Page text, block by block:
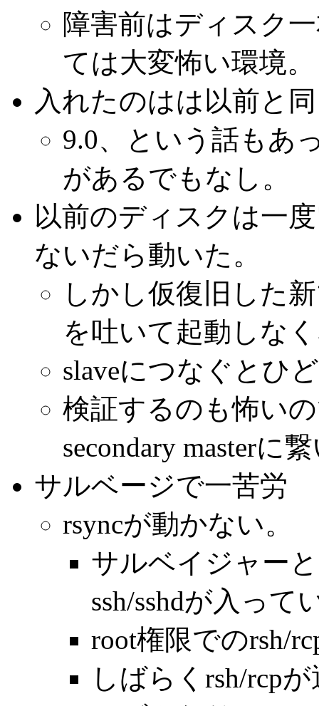
障害前はディスク
ては大変怖い環境。
入れたのはは以前と
9.0、という話もあ
があるでもなし。
以前のディスクは一
ないだら動いた。
しかし仮復旧した
を吐いて起動しな
slaveにつなぐとひ
検証するのも怖い
secondary masterに
サルベージで一苦労
rsyncが動かない。
サルベイジャー
ssh/sshdが入って
root権限でのrsh/
しばらくrsh/rcp